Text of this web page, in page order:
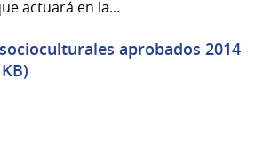
actuará en la...
aprobados 2014